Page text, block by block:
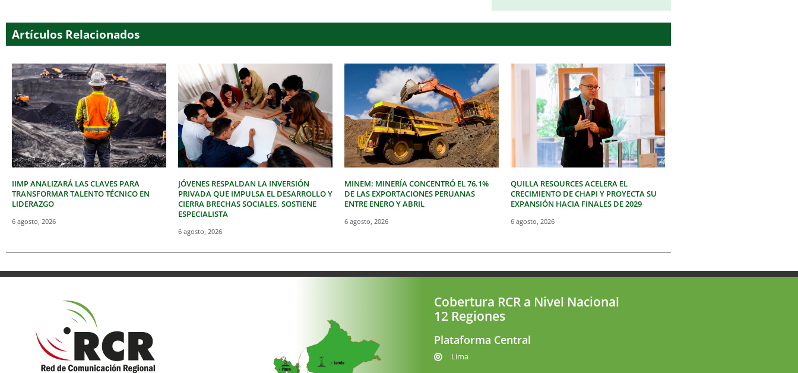
Artículos Relacionados
IIMP ANALIZARÁ LAS CLAVES PARA
TRANSFORMAR TALENTO TÉCNICO EN
LIDERAZGO
6 agosto, 2026
JÓVENES RESPALDAN LA INVERSIÓN
PRIVADA QUE IMPULSA EL DESARROLLO Y
CIERRA BRECHAS SOCIALES, SOSTIENE
ESPECIALISTA
6 agosto, 2026
MINEM: MINERÍA CONCENTRÓ EL 76.1%
DE LAS EXPORTACIONES PERUANAS
ENTRE ENERO Y ABRIL
6 agosto, 2026
QUILLA RESOURCES ACELERA EL
CRECIMIENTO DE CHAPI Y PROYECTA SU
EXPANSIÓN HACIA FINALES DE 2029
6 agosto, 2026
Cobertura RCR a Nivel Nacional
12 Regiones
Plataforma Central
Lima